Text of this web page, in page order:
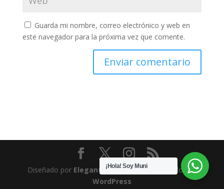
Guarda mi nombre, correo electrónico y web en
este navegador para la próxima vez que comente.
Diseñado por Elegant Themes| Desarrollado por
WordPress
¡Hola! Soy Muni